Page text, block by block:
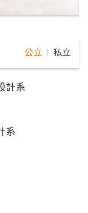
公立 私立
計系
系